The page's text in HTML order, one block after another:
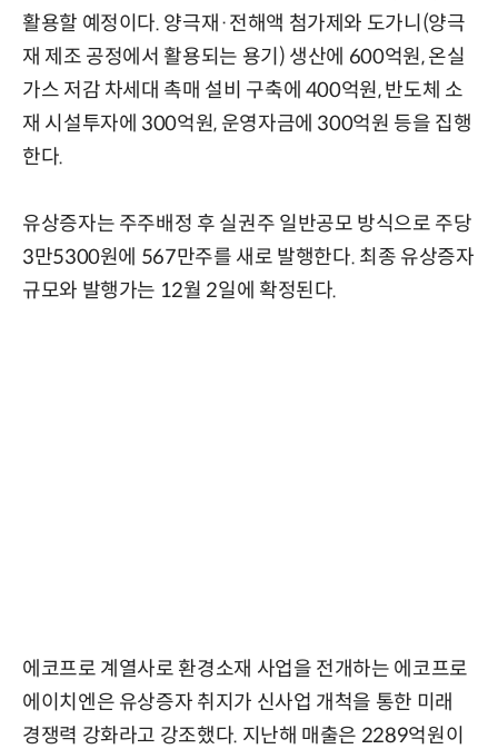
활용할 예정이다. 양극재·전해액 첨가제와 도가니(양극
재 제조 공정에서 활용되는 용기) 생산에 600억원, 온실
가스 저감 차세대 촉매 설비 구축에 400억원, 반도체 소
재 시설투자에 300억원, 운영자금에 300억원 등을 집행
한다.
유상증자는 주주배정 후 실권주 일반공모 방식으로 주당
3만5300원에 567만주를 새로 발행한다. 최종 유상증자
규모와 발행가는 12월 2일에 확정된다.
에코프로 계열사로 환경소재 사업을 전개하는 에코프로
에이치엔은 유상증자 취지가 신사업 개척을 통한 미래
경쟁력 강화라고 강조했다. 지난해 매출은 2289억원이